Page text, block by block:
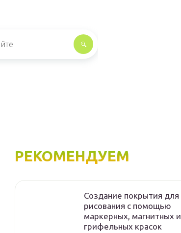
РЕКОМЕНДУЕМ
Создание покрытия для
рисования с помощью
маркерных, магнитных и
грифельных красок